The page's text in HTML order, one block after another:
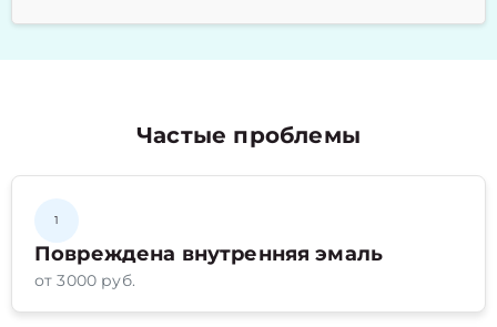
Частые проблемы
1
Повреждена внутренняя эмаль
от 3000 руб.